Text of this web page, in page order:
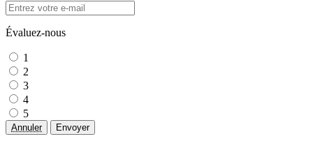
Évaluez-nous
1
2
3
4
5
Annuler Envoyer